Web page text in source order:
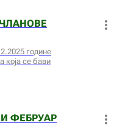
године
која се бави
ФЕБРУАР